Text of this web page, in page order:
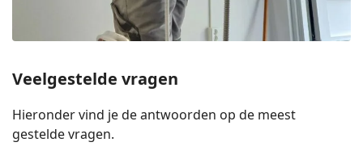
Veelgestelde vragen
Hieronder vind je de antwoorden op de meest
gestelde vragen.